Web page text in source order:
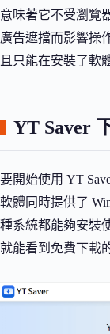
意味著它不受瀏覽
廣告遮擋而影響操
且只能在安裝了軟
YT Saver
要開始使用 YT
軟體同時提供了
種系統都能夠安裝
就能看到免費下載